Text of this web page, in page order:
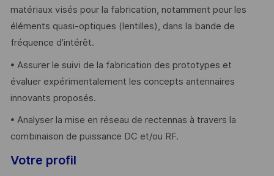
matériaux visés pour la fabrication, notamment pour les
éléments quasi-optiques (lentilles), dans la bande de
fréquence d’intérêt.
• Assurer le suivi de la fabrication des prototypes et
évaluer expérimentalement les concepts antennaires
innovants proposés.
• Analyser la mise en réseau de rectennas à travers la
combinaison de puissance DC et/ou RF.
Votre profil